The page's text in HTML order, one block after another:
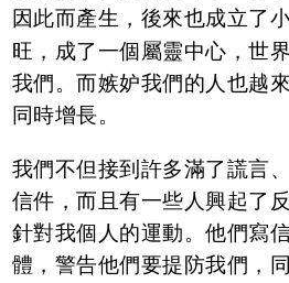
因此而產生，後來也成立了
旺，成了一個屬靈中心，世
我們。而嫉妒我們的人也越
同時增長。
我們不但接到許多滿了謊言
信件，而且有一些人興起了
針對我個人的運動。他們寫
體，警告他們要提防我們，